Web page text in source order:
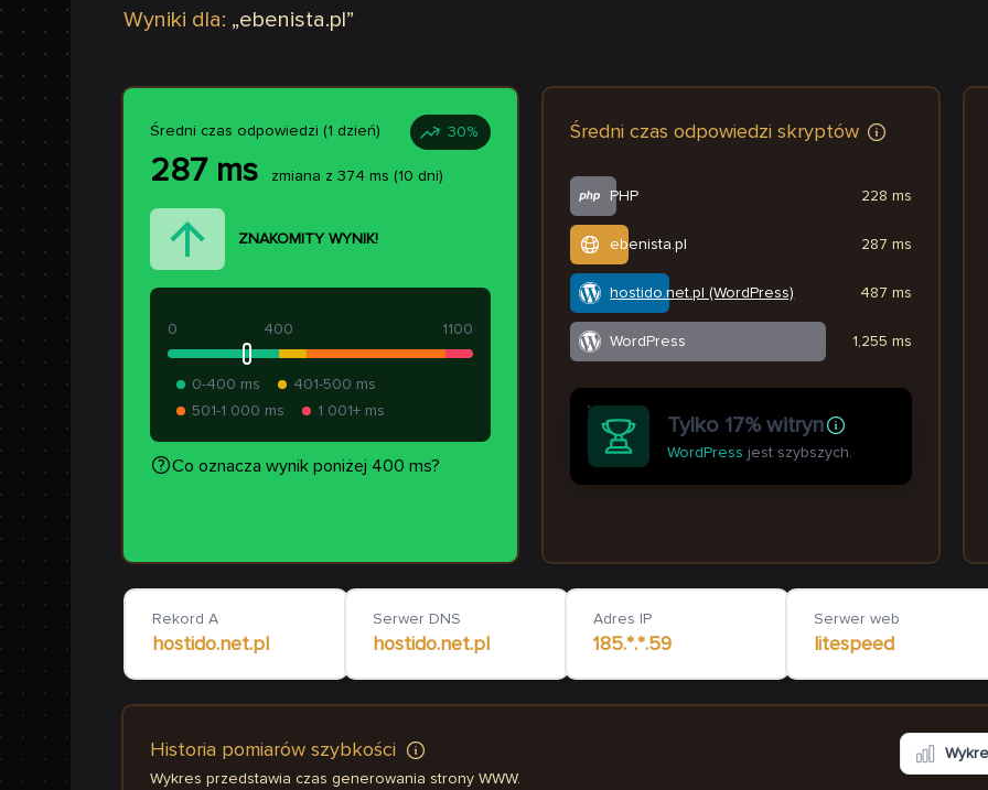
Wyniki dla: „ebenista.pl ”
Średni czas odpowiedzi (1 dzień) 30%
287ms zmiana z 374 ms (10 dni)
ZNAKOMITY WYNIK!
400
0 1100
0-400 ms
401-500 ms
501-1 000 ms
1 001+ ms
Co oznacza wynik poniżej 400 ms?
Średni czas odpowiedzi skryptów
PHP
ebenista.pl
hostido.net.pl (WordPress)
WordPress
228 ms
287 ms
487 ms
1,255 ms
Tylko 17% witryn
WordPress jest szybszych.
Rekord A
hostido.net.pl
Serwer DNS
hostido.net.pl
Adres IP
185.*.*.59
Serwer web
litespeed
Historia pomiarów szybkości
Wykres przedstawia czas generowania strony WWW.